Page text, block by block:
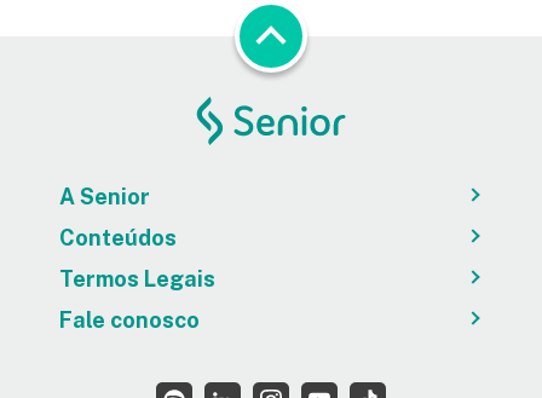
A Senior
Conteúdos
Termos Legais
Fale conosco